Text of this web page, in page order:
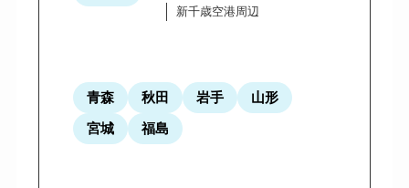
新千歳空港周辺
青森 秋田 岩手
山形
宮城
福島